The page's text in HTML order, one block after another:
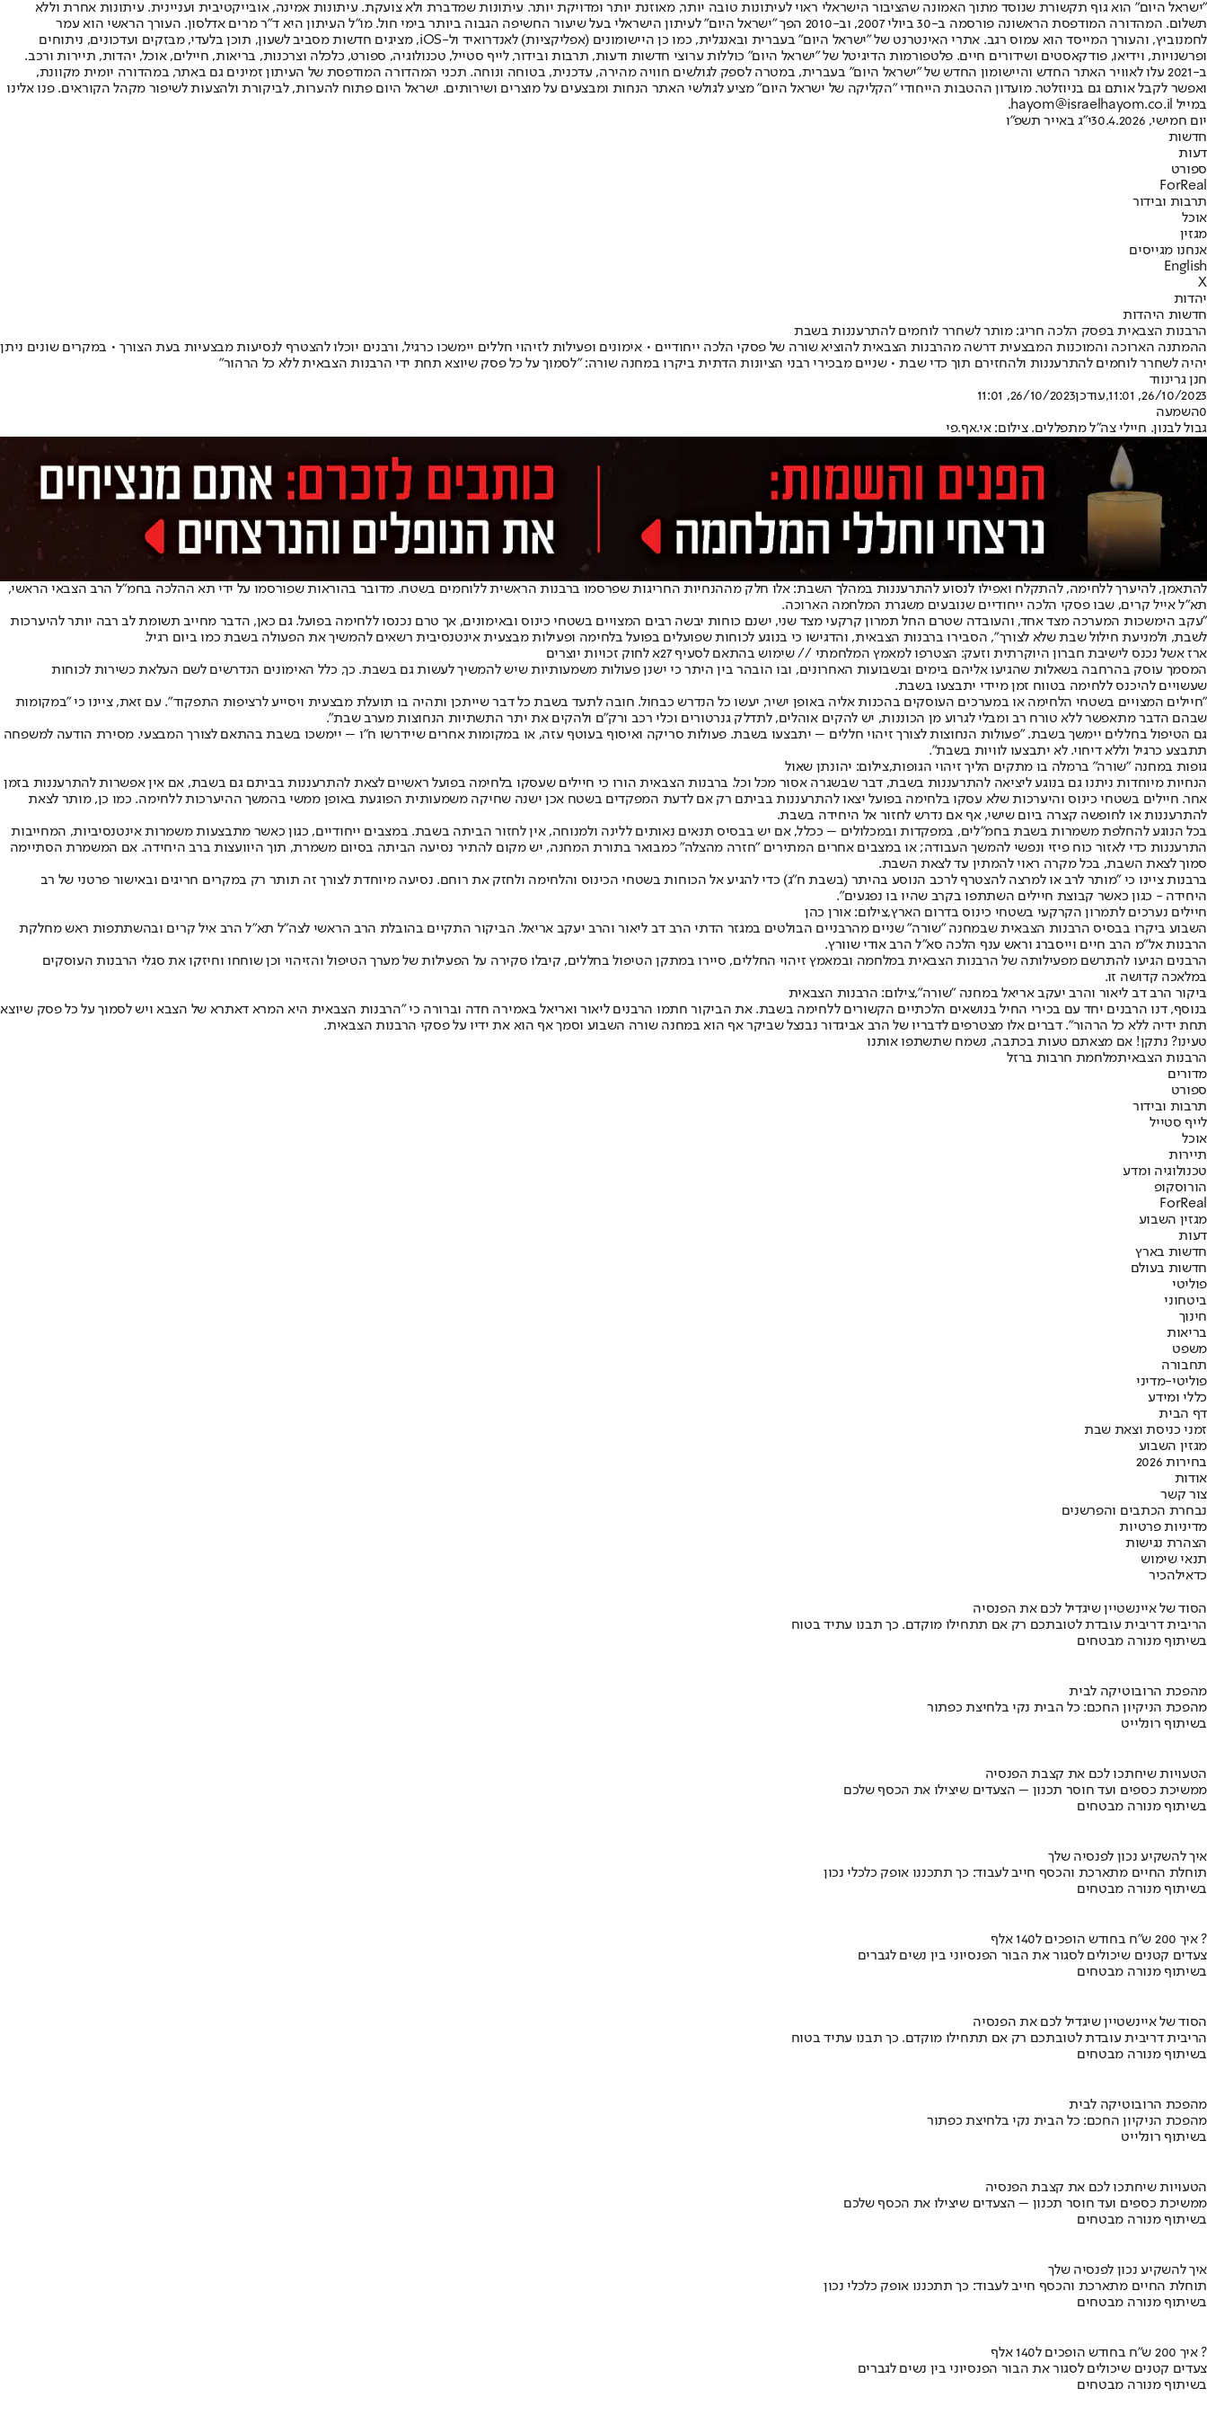
"ישראל היום" הוא גוף תקשורת שנוסד מתוך האמונה שהציבור הישראלי ראוי לעיתונות טובה יותר, מאוזנת יותר ומדויקת יותר. עיתונות שמדברת ולא צועקת. עיתונות אמינה, אובייקטיבית ועניינית. עיתונות אחרת וללא
תשלום. המהדורה המודפסת הראשונה פורסמה ב-30 ביולי 2007, וב-2010 הפך "ישראל היום" לעיתון הישראלי בעל שיעור החשיפה הגבוה ביותר בימי חול. מו"ל העיתון היא ד"ר מרים אדלסון. העורך הראשי הוא עמר
לחמנוביץ, והעורך המייסד הוא עמוס רגב. אתרי האינטרנט של "ישראל היום" בעברית ובאנגלית, כמו כן היישומונים (אפליקציות) לאנדרואיד ול-iOS, מציגים חדשות מסביב לשעון, תוכן בלעדי, מבזקים ועדכונים, ניתוחים
ופרשנויות, וידיאו, פודקאסטים ושידורים חיים. פלטפורמות הדיגיטל של "ישראל היום" כוללות ערוצי חדשות ודעות, תרבות ובידור, לייף סטייל, טכנולוגיה, ספורט, כלכלה וצרכנות, בריאות, חיילים, אוכל, יהדות, תיירות ורכב.
ב-2021 עלו לאוויר האתר החדש והיישומון החדש של "ישראל היום" בעברית, במטרה לספק לגולשים חוויה מהירה, עדכנית, בטוחה ונוחה. תכני המהדורה המודפסת של העיתון זמינים גם באתר, במהדורה יומית מקוונת,
ואפשר לקבל אותם גם בניוזלטר. מועדון ההטבות הייחודי "הקליקה של ישראל היום" מציע לגולשי האתר הנחות ומבצעים על מוצרים ושירותים. ישראל היום פתוח להערות, לביקורת ולהצעות לשיפור מקהל הקוראים. פנו אלינו
במייל hayom@israelhayom.co.il.
יום חמישי, 30.4.2026
י"ג באייר תשפ"ו
חדשות
דעות
ספורט
ForReal
תרבות ובידור
אוכל
מגזין
אנחנו מגייסים
English
X
יהדות
חדשות היהדות
הרבנות הצבאית בפסק הלכה חריג: מותר לשחרר לוחמים להתרעננות בשבת
ההמתנה הארוכה והמוכנות המבצעית דרשה מהרבנות הצבאית להוציא שורה של פסקי הלכה ייחודיים • אימונים ופעילות לזיהוי חללים יימשכו כרגיל, ורבנים יוכלו להצטרף לנסיעות מבצעיות בעת הצורך • במקרים שונים ניתן
יהיה לשחרר לוחמים להתרעננות ולהחזירם תוך כדי שבת • שניים מבכירי רבני הציונות הדתית ביקרו במחנה שורה: "לסמוך על כל פסק שיוצא תחת ידי הרבנות הצבאית ללא כל הרהור"
חנן גרינווד
26/10/2023, 11:01
,עודכן26/10/2023, 11:01
0השמעה
גבול לבנון. חיילי צה"ל מתפללים. צילום: אי.אף.פי
להתאמן, להיערך ללחימה, להתקלח ואפילו לנסוע להתרעננות במהלך השבת: אלו חלק מההנחיות החריגות שפרסמו ברבנות הראשית ללוחמים בשטח. מדובר בהוראות שפורסמו על ידי תא ההלכה בחמ"ל הרב הצבאי הראשי,
תא"ל אייל קרים, שבו פסקי הלכה ייחודיים שנובעים משגרת המלחמה הארוכה.
"עקב הימשכות המערכה מצד אחד, והעובדה שטרם החל תמרון קרקעי מצד שני, ישנם כוחות יבשה רבים המצויים בשטחי כינוס ובאימונים, אך טרם נכנסו ללחימה בפועל. גם כאן, הדבר מחייב תשומת לב רבה יותר להיערכות
לשבת, ולמניעת חילול שבת שלא לצורך", הסבירו ברבנות הצבאית, והדגישו כי בנוגע לכוחות שפועלים בפועל בלחימה ופעילות מבצעית אינטנסיבית רשאים להמשיך את הפעולה בשבת כמו ביום רגיל.
ארז אשל נכנס לישיבת חברון היוקרתית וזעק: הצטרפו למאמץ המלחמתי // שימוש בהתאם לסעיף 27א לחוק זכויות יוצרים
המסמך עוסק בהרחבה בשאלות שהגיעו אליהם בימים ובשבועות האחרונים, ובו הובהר בין היתר כי ישנן פעולות משמעותיות שיש להמשיך לעשות גם בשבת. כך, כלל האימונים הנדרשים לשם העלאת כשירות לכוחות
שעשויים להיכנס ללחימה בטווח זמן מיידי יתבצעו בשבת.
"חיילים המצויים בשטחי הלחימה או במערכים העוסקים בהכנות אליה באופן ישיר, יעשו כל הנדרש כבחול. חובה לתעד בשבת כל דבר שייתכן ותהיה בו תועלת מבצעית ויסייע לרציפות התפקוד". עם זאת, ציינו כי "במקומות
שבהם הדבר מתאפשר ללא טורח רב ומבלי לגרוע מן הכוננות, יש להקים אוהלים, לתדלק גנרטורים וכלי רכב ורק"ם ולהקים את יתר התשתיות הנחוצות מערב שבת".
גם הטיפול בחללים יימשך בשבת. "פעולות הנחוצות לצורך זיהוי חללים – יתבצעו בשבת. פעולות סריקה ואיסוף בעוטף עזה, או במקומות אחרים שיידרשו ח"ו – יימשכו בשבת בהתאם לצורך המבצעי. מסירת הודעה למשפחה
תתבצע כרגיל וללא דיחוי. לא יתבצעו לוויות בשבת".
גופות במחנה "שורה" ברמלה בו מתקים הליך זיהוי הגופות,צילום: יהונתן שאול
הנחיות מיוחדות ניתנו גם בנוגע ליציאה להתרעננות בשבת, דבר שבשגרה אסור מכל וכל. ברבנות הצבאית הורו כי חיילים שעסקו בלחימה בפועל ראשיים לצאת להתרעננות בביתם גם בשבת, אם אין אפשרות להתרעננות בזמן
אחר. חיילים בשטחי כינוס והיערכות שלא עסקו בלחימה בפועל יצאו להתרעננות בביתם רק אם לדעת המפקדים בשטח אכן ישנה שחיקה משמעותית הפוגעת באופן ממשי בהמשך ההיערכות ללחימה. כמו כן, מותר לצאת
להתרעננות או לחופשה קצרה ביום שישי, אף אם נדרש לחזור אל היחידה בשבת.
בכל הנוגע להחלפת משמרות בשבת בחמ"לים, במפקדות ובמכלולים – ככלל, אם יש בבסיס תנאים נאותים ללינה ולמנוחה, אין לחזור הביתה בשבת. במצבים ייחודיים, כגון כאשר מתבצעות משמרות אינטנסיביות, המחייבות
התרעננות כדי לאזור כוח פיזי ונפשי להמשך העבודה; או במצבים אחרים המתירים "חזרה מהצלה" כמבואר בתורת המחנה, יש מקום להתיר נסיעה הביתה בסיום משמרת, תוך היוועצות ברב היחידה. אם המשמרת הסתיימה
סמוך לצאת השבת, בכל מקרה ראוי להמתין עד לצאת השבת.
ברבנות ציינו כי "מותר לרב או למרצה להצטרף לרכב הנוסע בהיתר (בשבת ח"ג) כדי להגיע אל הכוחות בשטחי הכינוס והלחימה ולחזק את רוחם. נסיעה מיוחדת לצורך זה תותר רק במקרים חריגים ובאישור פרטני של רב
היחידה - כגון כאשר קבוצת חיילים השתתפו בקרב שהיו בו נפגעים".
חיילים נערכים לתמרון הקרקעי בשטחי כינוס בדרום הארץ,צילום: אורן כהן
השבוע ביקרו בבסיס הרבנות הצבאית שבמחנה "שורה" שניים מהרבניים הבולטים במגזר הדתי הרב דב ליאור והרב יעקב אריאל. הביקור התקיים בהובלת הרב הראשי לצה"ל תא"ל הרב איל קרים ובהשתתפות ראש מחלקת
הרבנות אל"מ הרב חיים וייסברג וראש ענף הלכה סא"ל הרב אודי שוורץ.
הרבנים הגיעו להתרשם מפעילותה של הרבנות הצבאית במלחמה ובמאמץ זיהוי החללים, סיירו במתקן הטיפול בחללים, קיבלו סקירה על הפעילות של מערך הטיפול והזיהוי וכן שוחחו וחיזקו את סגלי הרבנות העוסקים
במלאכה קדושה זו.
ביקור הרב דב ליאור והרב יעקב אריאל במחנה "שורה",צילום: הרבנות הצבאית
בנוסף, דנו הרבנים יחד עם בכירי החיל בנושאים הלכתיים הקשורים ללחימה בשבת. את הביקור חתמו הרבנים ליאור ואריאל באמירה חדה וברורה כי "הרבנות הצבאית היא המרא דאתרא של הצבא ויש לסמוך על כל פסק שיוצא
תחת ידיה ללא כל הרהור". דברים אלו מצטרפים לדבריו של הרב אביגדור נבנצל שביקר אף הוא במחנה שורה השבוע וסמך אף הוא את ידיו על פסקי הרבנות הצבאית.
טעינו? נתקן! אם מצאתם טעות בכתבה, נשמח שתשתפו אותנו
הרבנות הצבאיתמלחמת חרבות ברזל
מדורים
ספורט
תרבות ובידור
לייף סטייל
אוכל
תיירות
טכנולוגיה ומדע
הורוסקופ
ForReal
מגזין השבוע
דעות
חדשות בארץ
חדשות בעולם
פוליטי
ביטחוני
חינוך
בריאות
משפט
תחבורה
פוליטי-מדיני
כללי ומידע
דף הבית
זמני כניסת וצאת שבת
מגזין השבוע
בחירות 2026
אודות
צור קשר
נבחרת הכתבים והפרשנים
מדיניות פרטיות
הצהרת נגישות
תנאי שימוש
כדאילהכיר
הסוד של איינשטיין שיגדיל לכם את הפנסיה
הריבית דריבית עובדת לטובתכם רק אם תתחילו מוקדם. כך תבנו עתיד בטוח
בשיתוף מנורה מבטחים
מהפכת הרובוטיקה לבית
מהפכת הניקיון החכם: כל הבית נקי בלחיצת כפתור
בשיתוף רונלייט
הטעויות שיחתכו לכם את קצבת הפנסיה
ממשיכת כספים ועד חוסר תכנון – הצעדים שיצילו את הכסף שלכם
בשיתוף מנורה מבטחים
איך להשקיע נכון לפנסיה שלך
תוחלת החיים מתארכת והכסף חייב לעבוד: כך תתכננו אופק כלכלי נכון
בשיתוף מנורה מבטחים
איך 200 ש"ח בחודש הופכים ל140 אלף ?
צעדים קטנים שיכולים לסגור את הבור הפנסיוני בין נשים לגברים
בשיתוף מנורה מבטחים
הסוד של איינשטיין שיגדיל לכם את הפנסיה
הריבית דריבית עובדת לטובתכם רק אם תתחילו מוקדם. כך תבנו עתיד בטוח
בשיתוף מנורה מבטחים
מהפכת הרובוטיקה לבית
מהפכת הניקיון החכם: כל הבית נקי בלחיצת כפתור
בשיתוף רונלייט
הטעויות שיחתכו לכם את קצבת הפנסיה
ממשיכת כספים ועד חוסר תכנון – הצעדים שיצילו את הכסף שלכם
בשיתוף מנורה מבטחים
איך להשקיע נכון לפנסיה שלך
תוחלת החיים מתארכת והכסף חייב לעבוד: כך תתכננו אופק כלכלי נכון
בשיתוף מנורה מבטחים
איך 200 ש"ח בחודש הופכים ל140 אלף ?
צעדים קטנים שיכולים לסגור את הבור הפנסיוני בין נשים לגברים
בשיתוף מנורה מבטחים